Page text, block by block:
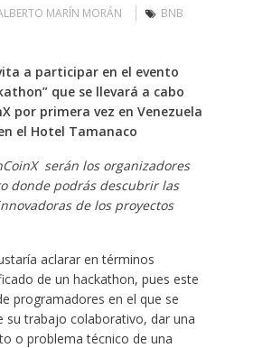
MARÍN MORÁN
BNB
a participar en el evento
que se llevará a cabo
por primera vez en Venezuela
el Hotel Tamanaco
serán los organizadores
donde podrás descubrir las
de los proyectos
aclarar en términos
de un hackathon, pues este
programadores en el que se
su trabajo colaborativo, dar una
o problema técnico de una